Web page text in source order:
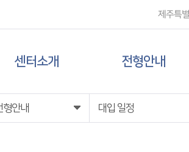
제주특
센터소개 전형안내
센터 소개 대입 일정
형안내 대입 일정